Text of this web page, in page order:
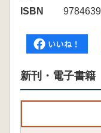
ISBN
新刊・電子書籍